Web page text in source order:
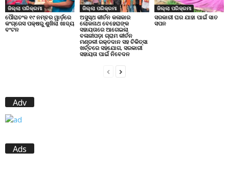
ଜିଲ୍ଲା ପରିକ୍ରମା
ପୌରାଚଂଳ ୧୯ ନମ୍ବର ୱାର୍ଡ଼ରେ
କଂଗ୍ରେସ ପକ୍ଷରୁ ଶୁଖିଲା ଖାଦ୍ୟ
ବଂଟନ
ଜିଲ୍ଲା ପରିକ୍ରମା
ଅସୁସ୍ଥ କୀର୍ତନ କଳାକାର
ଲୋକନାଥ ବେହେରାଙ୍କ
ସହାୟତାରେ ଆଗେଇଲା
ବଳାଜୀପଡ଼ା ଗ୍ରାମ କୀର୍ତନ
ମଣ୍ଡଳୀ ରକ୍ତଦାନ ସହ ଚିକିତ୍ସା
ଖର୍ଚ୍ଚରେ ସହଯୋଗ, ସରକାରୀ
ସହାୟତା ପାଇଁ ନିବେଦନ
ଜିଲ୍ଲା ପରିକ୍ରମା
ସରକାରୀ ଘର ଯାହା ପାଇଁ ସାତ
ସପନ
Adv
Ads